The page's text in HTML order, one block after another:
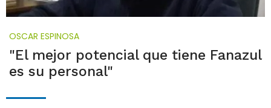
OSCAR ESPINOSA
"El mejor potencial que tiene Fanazul
es su personal"